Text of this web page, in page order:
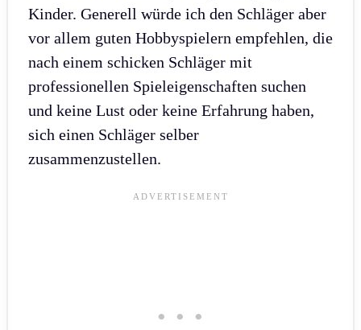
Kinder. Generell würde ich den Schläger aber
vor allem guten Hobbyspielern empfehlen, die
nach einem schicken Schläger mit
professionellen Spieleigenschaften suchen
und keine Lust oder keine Erfahrung haben,
sich einen Schläger selber
zusammenzustellen.